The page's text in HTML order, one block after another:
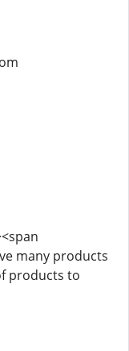
many products
products to